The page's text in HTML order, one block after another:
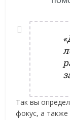
Так вы
фокус, а